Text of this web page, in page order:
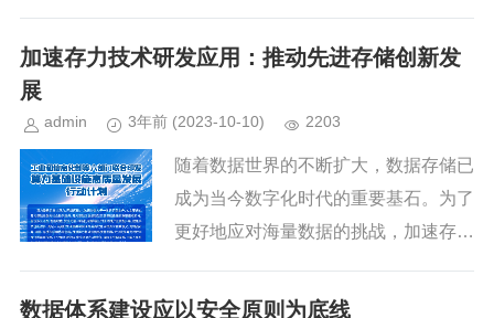
程、数据分析、数字营销、网络安全等
加速存力技术研发应用：推动先进存储创新发
展
admin 3年前 (2023-10-10) 2203
随着数据世界的不断扩大，数据存储已
成为当今数字化时代的重要基石。为了
更好地应对海量数据的挑战，加速存力
存、蓝光存储、硬件高密、数据缩减、
数据体系建设应以安全原则为底线